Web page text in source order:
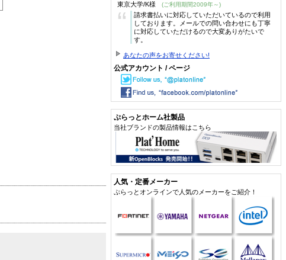
東京大学/K様 (ご利用期間2009年～)
“
請求書払いに対応していただいているので利用
しております。メールでの問い合わせにも丁寧
に対応していただけるので大変ありがたいで
す。
あなたの声をお寄せください!
公式アカウント / ページ
ぷらっとホーム社製品
当社ブランドの製品情報はこちら
人気・定番メーカー
ぷらっとオンラインで人気のメーカーをご紹介！